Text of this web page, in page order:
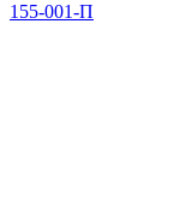
155-001-П